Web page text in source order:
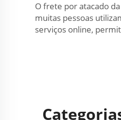
O frete por atacado
muitas pessoas
serviços online,